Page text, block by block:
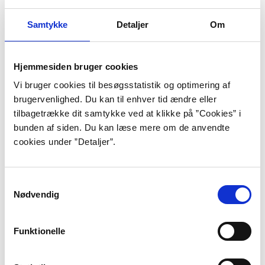
Samtykke Detaljer Om
Hjemmesiden bruger cookies
Vi bruger cookies til besøgsstatistik og optimering af
brugervenlighed. Du kan til enhver tid ændre eller
tilbagetrække dit samtykke ved at klikke på ”Cookies” i
bunden af siden. Du kan læse mere om de anvendte
cookies under ”Detaljer”.
Nødvendig
Funktionelle
tredjepart.
Opdater samtykke
Baggrund
Anders Bodelsen kom fra et frisindet og veluddannet
borgerligt hjem. Moren var en velanskreven